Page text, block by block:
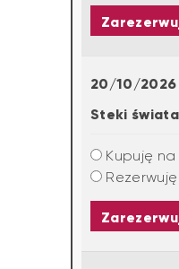
20/10/2026
Steki świata
Kupuję na